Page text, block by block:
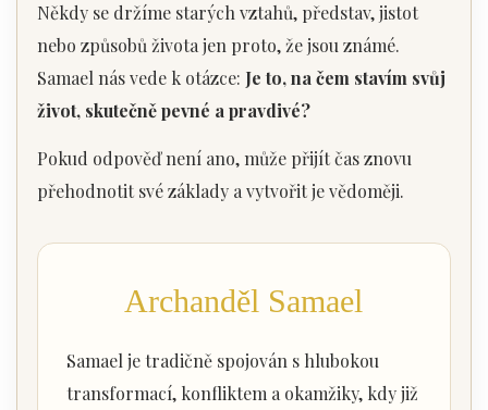
Někdy se držíme starých vztahů, představ, jistot
nebo způsobů života jen proto, že jsou známé.
Samael nás vede k otázce: Je to, na čem stavím svůj
život, skutečně pevné a pravdivé?
Pokud odpověď není ano, může přijít čas znovu
přehodnotit své základy a vytvořit je vědoměji.
Archanděl Samael
Samael je tradičně spojován s hlubokou
transformací, konfliktem a okamžiky, kdy již